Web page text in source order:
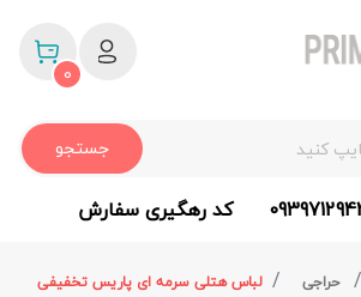
جستجو
0
کد رهگیری سفارش
حراجی لباس هتلی سرمه ای پاریس تخفیفی